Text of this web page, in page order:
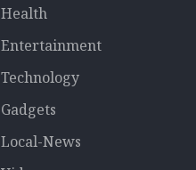
Health
Entertainment
Technology
Gadgets
Local-News